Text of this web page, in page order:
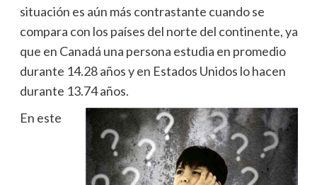
situación es aún más contrastante cuando se
compara con los países del norte del continente, ya
que en Canadá una persona estudia en promedio
durante 14.28 años y en Estados Unidos lo hacen
durante 13.74 años.
En este